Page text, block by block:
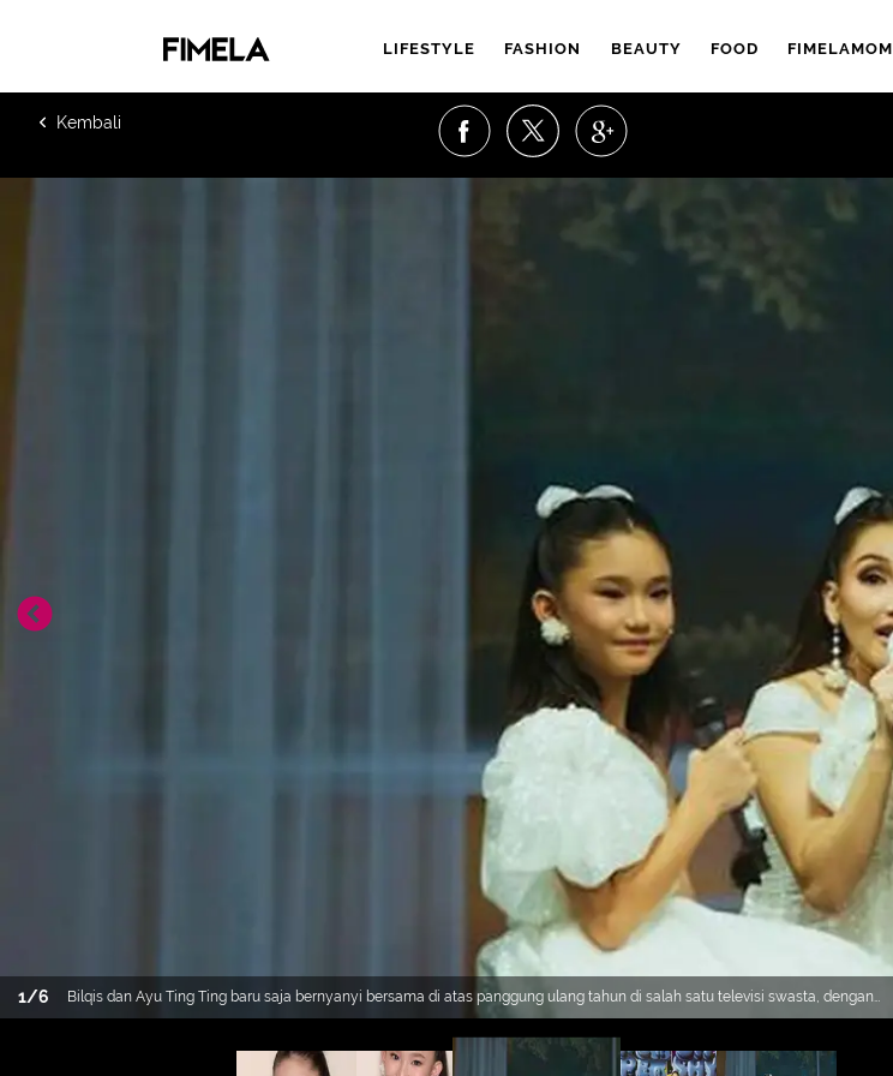
LIFESTYLE FASHION BEAUTY FOOD FIMELAMOM
1/6
Bilqis dan Ayu Ting Ting baru saja bernyanyi bersama di atas panggung ulang tahun di salah satu televisi swasta, dengan
membawakan salah satu lagu NewJeans. [@ayutingting92]